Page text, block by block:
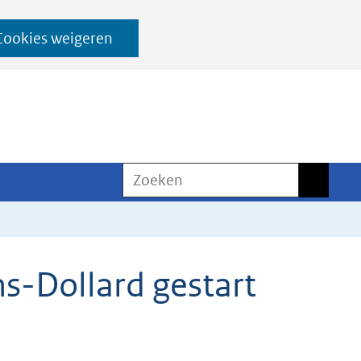
weigeren
Zoeken
Dollard gestart